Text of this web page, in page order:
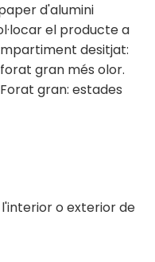
d'alumini
el producte a
desitjat:
gran més olor.
gran: estades
o exterior de